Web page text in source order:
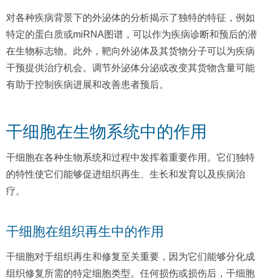
对各种疾病背景下的外泌体的分析揭示了独特的特征，例如
特定的蛋白质或miRNA图谱，可以作为疾病诊断和预后的潜
在生物标志物。此外，靶向外泌体及其货物分子可以为疾病
干预提供治疗机会。调节外泌体分泌或改变其货物含量可能
有助于控制疾病进展和改善患者预后。
干细胞在生物系统中的作用
干细胞在各种生物系统和过程中发挥着重要作用。它们独特
的特性使它们能够促进组织再生、生长和发育以及疾病治
疗。
干细胞在组织再生中的作用
干细胞对于组织再生和修复至关重要，因为它们能够分化成
组织修复所需的特定细胞类型。任何损伤或损伤后，干细胞